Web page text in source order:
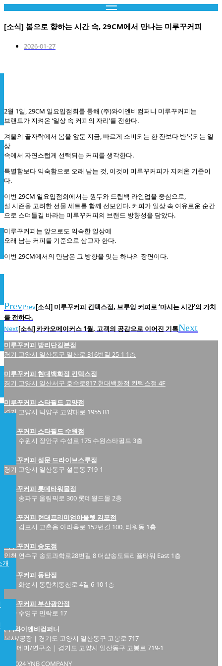
츠
개
[소식] 봄으로 향하는 시간 속, 29CM에서 만나는 미루꾸커피
2026-01-27
2월 1일, 29CM 일요입점회를 통해 (주)와이엔비컴퍼니 미루꾸커피는
브랜드가 지켜온 ‘일상 속 커피의 자리’를 전한다.
겨울의 끝자락에서 봄을 앞둔 지금, 빠르게 소비되는 한 잔보다 반복되는 일
상
속에서 자연스럽게 선택되는 커피를 생각한다.
특별함보다 익숙함으로 오래 남는 것, 이것이 미루꾸커피가 지켜온 기준이
다.
이번 29CM 일요입점회에서는 원두와 드립백 라인업을 중심으로,
설 시즌을 고려한 선물 세트를 함께 선보인다. 커피가 일상 속 여유로운 순간
으로 스며들길 바라는 미루꾸커피의 브랜드 방향성을 담았다.
미루꾸커피는 앞으로도 익숙한 일상에
오래 남는 커피를 기준으로 삼고자 한다.
이번 29CM에서의 만남은 그 방향을 잇는 하나의 장면이다.
PrevPrev[소식] 미루꾸커피 킨텍스점, 브루잉 커피로 ‘마시는 시간’의 가치
를 전하다.
Next[소식] 카카오메이커스 1월, 고객의 공감으로 이어진 기록Next
미루꾸커피 밤리단길본점
경기 고양시 일산동구 일산로 316번길 25-1 1층
미루꾸커피 현대백화점 킨텍스점
경기 고양시 일산서구 호수로817 현대백화점 킨텍스점 4F
미루꾸커피 스타필드 고양점
경기 고양시 덕양구 고양대로 1955 B1
미루꾸커피 스타필드 수원점
경기 수원시 장안구 수성로 175 수원스타필드 3층
미루꾸커피 설문 드라이브스루점
경기 고양시 일산동구 설문동 719-1
미루꾸커피 롯데타워몰점
서울 송파구 올림픽로 300 롯데월드몰 2층
미루꾸커피 현대프리미엄아울렛 김포점
경기 김포시 고촌읍 아라육로 152번길 100, 타워동 1층
미루꾸커피 송도점
인천 연수구 송도과학로28번길 8 더샵송도트리플타워 East 1층
미루꾸커피 동탄점
경기 화성시 동탄치동천로 4길 6-10 1층
미루꾸커피 부산광안점
부산 수영구 민락로 17
(주)와이엔비컴퍼니
본사/공장｜경기도 고양시 일산동구 고봉로 717
아카데미/연구소｜경기도 고양시 일산동구 고봉로 719-1
ⓒ 2024 YNB COMPANY